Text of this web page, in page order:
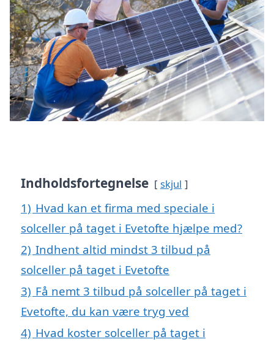
Indholdsfortegnelse skjul
1) Hvad kan et firma med speciale i
solceller på taget i Evetofte hjælpe med?
2) Indhent altid mindst 3 tilbud på
solceller på taget i Evetofte
3) Få nemt 3 tilbud på solceller på taget i
Evetofte, du kan være tryg ved
4) Hvad koster solceller på taget i